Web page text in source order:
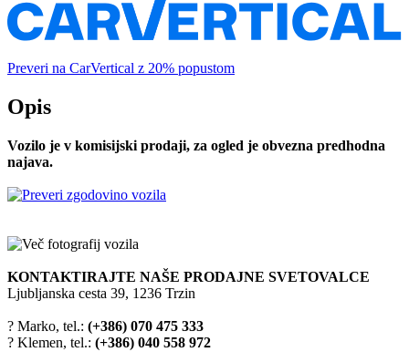
Preveri na CarVertical z 20% popustom
Opis
Vozilo je v komisijski prodaji, za ogled je obvezna predhodna
najava.
KONTAKTIRAJTE NAŠE PRODAJNE SVETOVALCE
Ljubljanska cesta 39, 1236 Trzin
? Marko, tel.: (+386) 070 475 333
? Klemen, tel.: (+386) 040 558 972